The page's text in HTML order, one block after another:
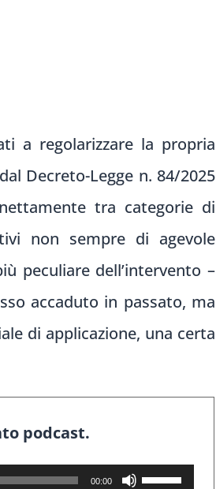
a regolarizzare la propria
Decreto-Legge n. 84/2025
tra categorie di
non sempre di agevole
peculiare dell’intervento –
accaduto in passato, ma
di applicazione, una certa
podcast.
00:00
Usa